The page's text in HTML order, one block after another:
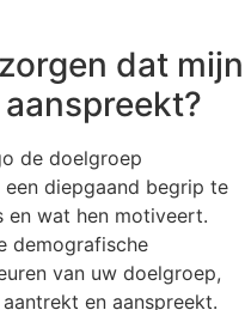
dat mijn
de doelgroep
diepgaand begrip te
en wat hen motiveert.
demografische
van uw doelgroep,
en aanspreekt.